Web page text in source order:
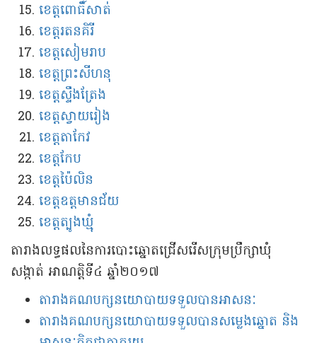
ខេត្ត​ពោធិ៍សាត់​
ខេត្ត​រតនគិរី​​
ខេត្ត​សៀមរាប​
ខេត្ត​​ព្រះសីហនុ​​
ខេត្ត​​ស្ទឹងត្រែង​
ខេត្ត​​ស្វាយរៀង​​
ខេត្ត​​តាកែវ​​​
ខេត្ត​​កែប​
ខេត្ត​​ប៉ៃលិន​​
ខេត្ត​​ឧត្ដមានជ័យ​​​
ខេត្ត​​ត្បូងឃ្មុំ​​​​
តារាង​លទ្ធផល​នៃ​ការ​បោះ​ឆ្នោត​ជ្រើស​រើស​ក្រុម​ប្រឹក្សា​ឃុំ​
សង្កាត់ អាណត្តិ​ទី​៤ ឆ្នាំ​២០១៧
តារាងគណបក្ស​នយោបាយ​ទទួល​បាន​​អាសនៈ​
តារាងគណបក្ស​នយោបាយ​ទទួល​បាន​សម្លេង​​ឆ្នោត​ និង​